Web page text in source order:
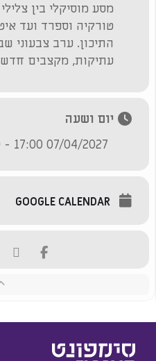
מסע מוסיקלי בין
טורקיה וספרד ועד
התיכון. ערב צבעוני
עתיקות, מקצבים
יום ושעה
07/04/2027 17:00 - 19:00
GOOGLE CALENDAR